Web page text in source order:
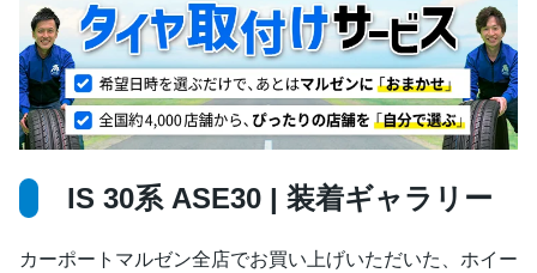
IS 30系 ASE30 | 装着ギャラリー
カーポートマルゼン全店でお買い上げいただいた、ホイー